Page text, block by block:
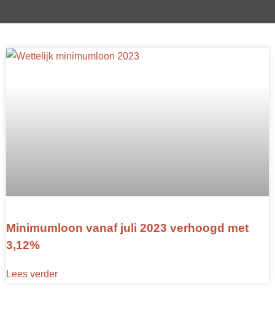
Minimumloon vanaf juli 2023 verhoogd met
3,12%
Lees verder